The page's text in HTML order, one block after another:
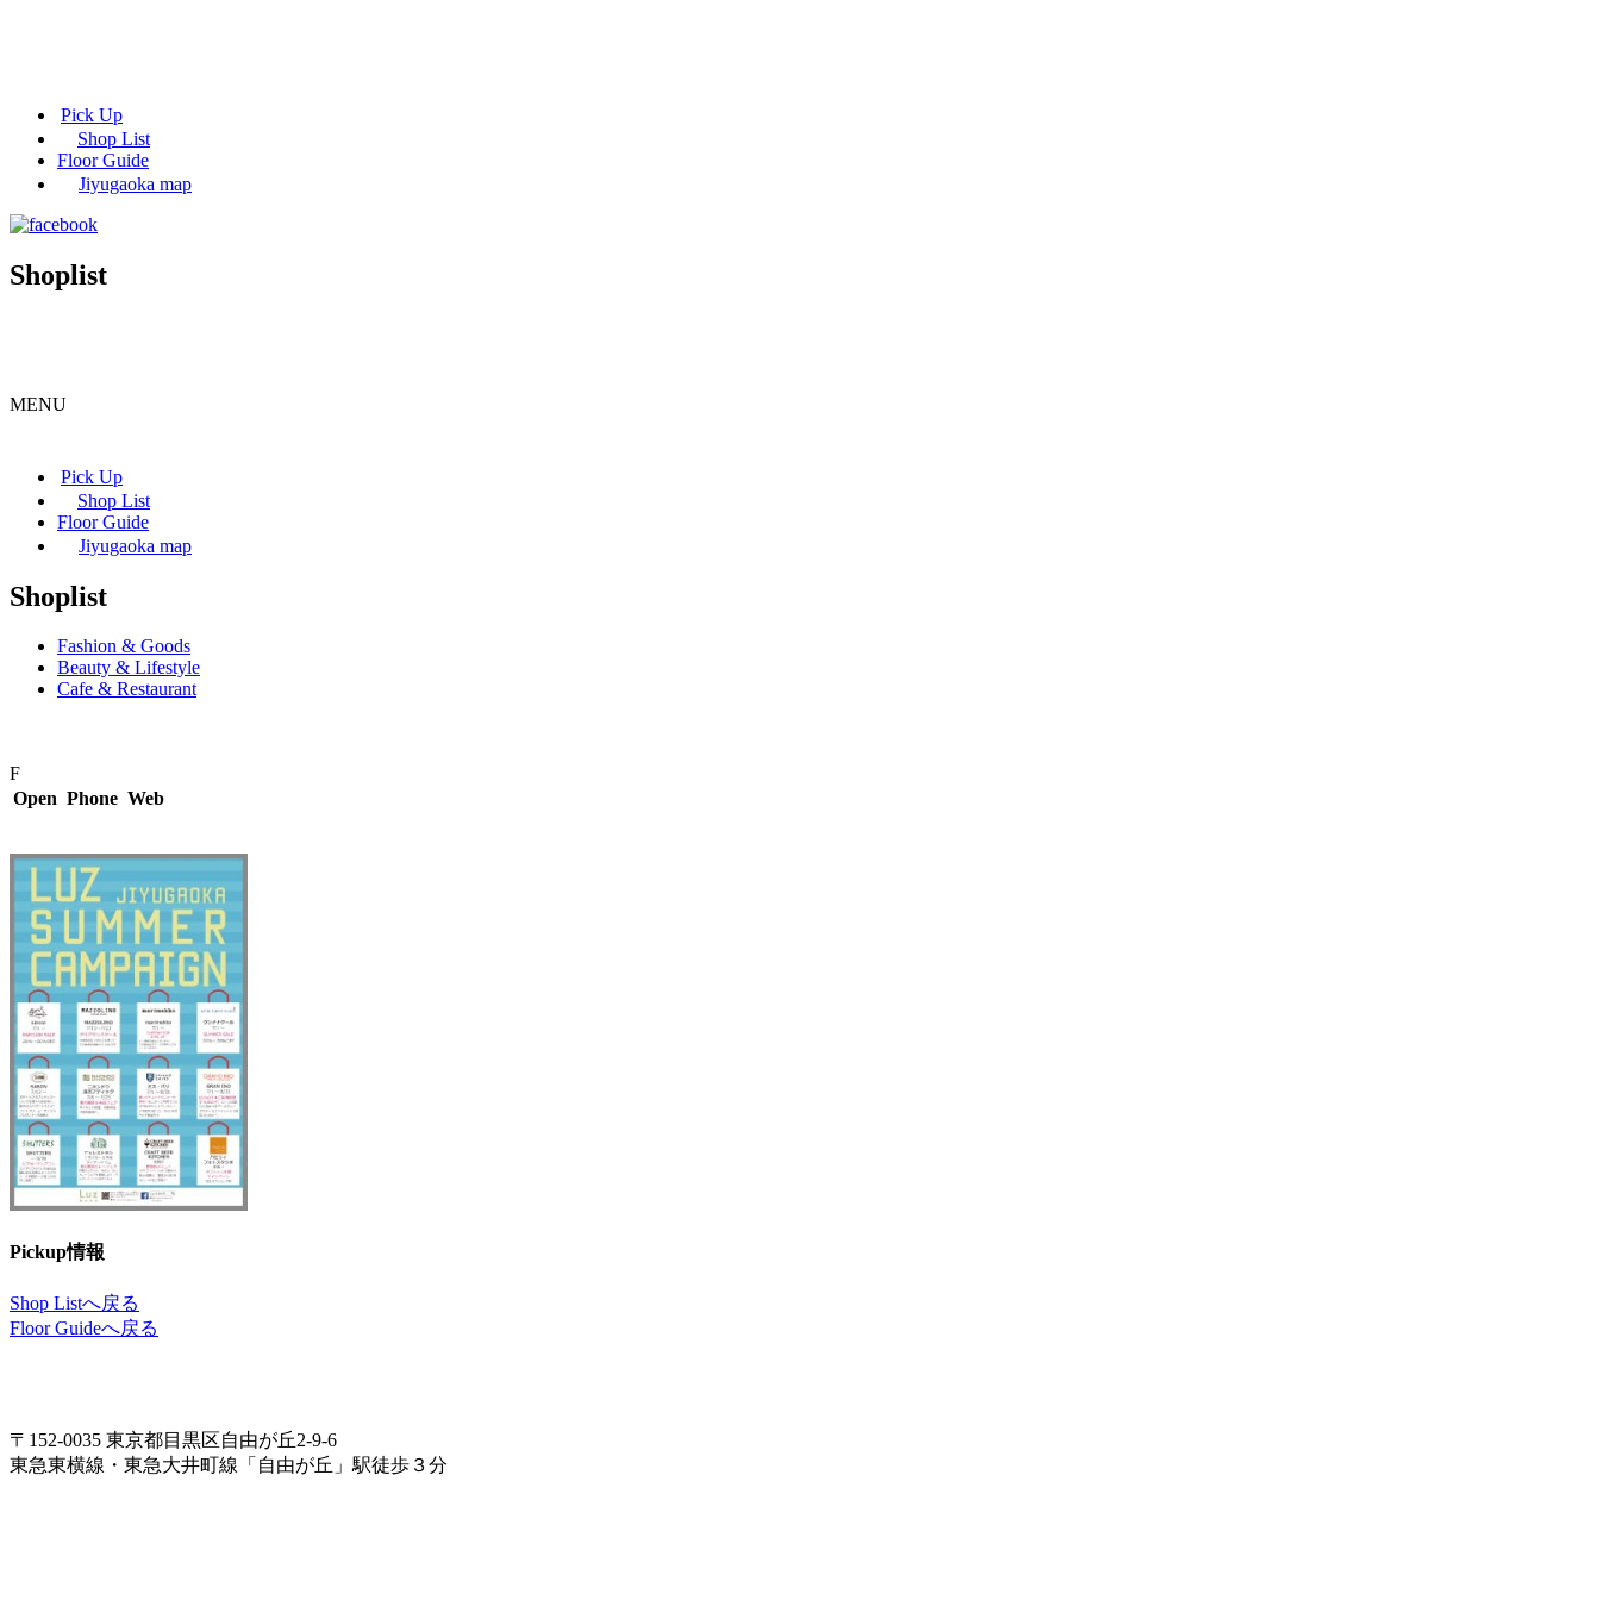
Pick Up
Shop List
Floor Guide
Jiyugaoka map
Shoplist
MENU
Pick Up
Shop List
Floor Guide
Jiyugaoka map
Shoplist
Fashion & Goods
Beauty & Lifestyle
Cafe & Restaurant
F
Open Phone Web
Pickup情報
Shop Listへ戻る
Floor Guideへ戻る
〒152-0035 東京都目黒区自由が丘2-9-6
東急東横線・東急大井町線「自由が丘」駅徒歩３分